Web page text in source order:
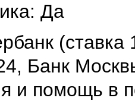
Да
(ставка
Банк
и помощь в